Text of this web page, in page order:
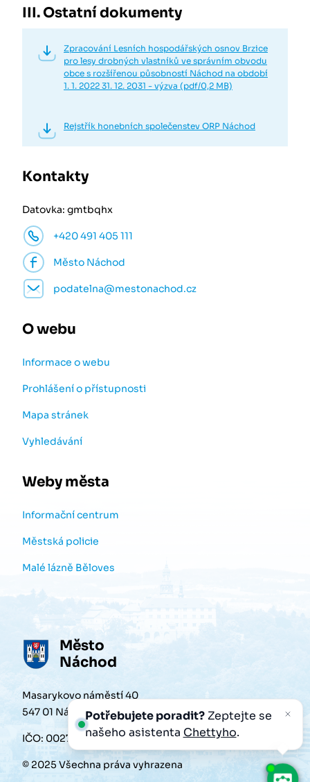
III. Ostatní dokumenty
Zpracování Lesních hospodářských osnov Brzice
pro lesy drobných vlastníků ve správním obvodu
obce s rozšířenou působností Náchod na období
1. 1. 2022 31. 12. 2031 - výzva (pdf/0,2 MB)
Rejstřík honebních společenstev ORP Náchod
Kontakty
Datovka: gmtbqhx
+420 491 405 111
Město Náchod
podatelna@mestonachod.cz
O webu
Informace o webu
Prohlášení o přístupnosti
Mapa stránek
Vyhledávání
Weby města
Informační centrum
Městská policie
Malé lázně Běloves
Město
Náchod
Masarykovo náměstí 40
547 01 Náchod
IČO: 00272868
© 2025 Všechna práva vyhrazena
Potřebujete poradit?Zeptejte se
našeho asistenta Chettyho.